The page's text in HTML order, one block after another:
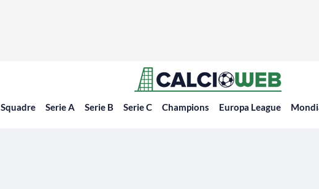
Squadre Serie A Serie B Serie C Champions Europa League